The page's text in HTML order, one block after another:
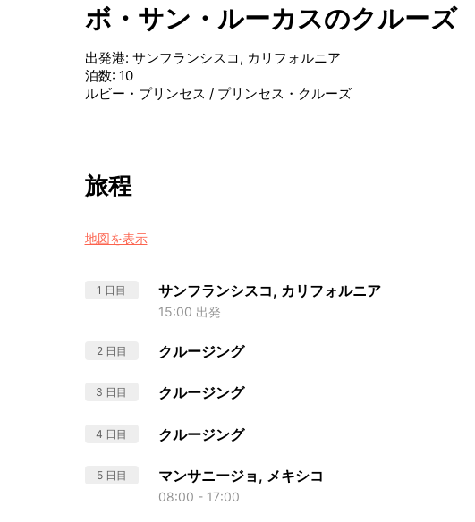
ボ・サン・ルーカスのクルーズ
出発港: サンフランシスコ, カリフォルニア
泊数: 10
ルビー・プリンセス / プリンセス・クルーズ
旅程
地図を表示
1 日目 サンフランシスコ, カリフォルニア
15:00 出発
2 日目 クルージング
3 日目 クルージング
4 日目 クルージング
5 日目 マンサニージョ, メキシコ
08:00 - 17:00